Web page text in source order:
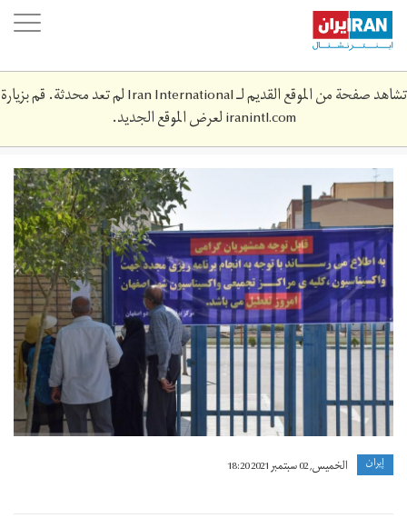
Skip
main
content
تشاهد صفحة من الموقع القديم لـ Iran International لم تعد محدثة. قم بزيارة
iranintl.comلعرض الموقع الجديد.
jjjjjjjjjjj.jpg
إيران الخميس, 02 سبتمبر 2021 18:20